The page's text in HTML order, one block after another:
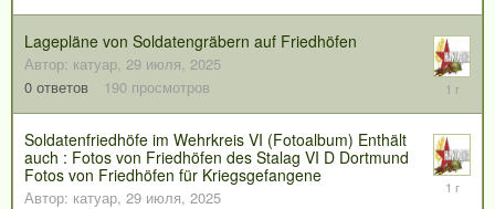
2025
Lagepläne von Soldatengräbern auf Friedhöfen
Автор: катуар, 29 июля, 2025
0 ответов 190 просмотров
29
2025
Soldatenfriedhöfe im Wehrkreis VI (Fotoalbum) Enthält
auch : Fotos von Friedhöfen des Stalag VI D Dortmund
Fotos von Friedhöfen für Kriegsgefangene
Автор: катуар, 29 июля, 2025
29